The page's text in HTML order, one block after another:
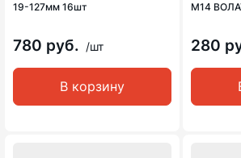
19-127мм 16шт
780 руб. /шт
В корзину
М14
280